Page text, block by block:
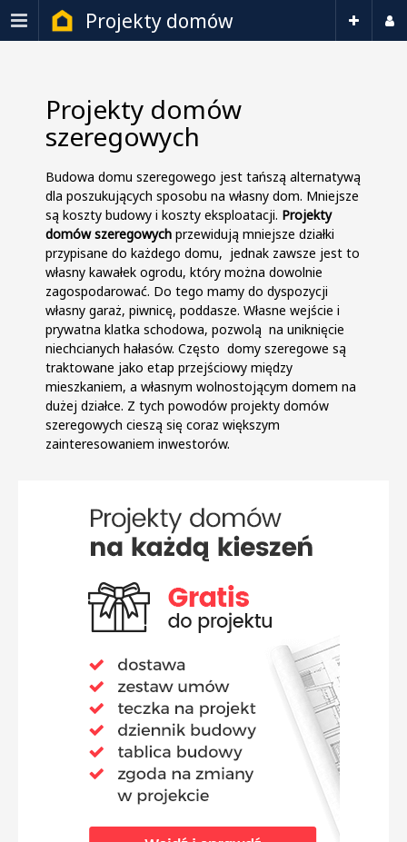
Projekty domów
Projekty domów
szeregowych
Budowa domu szeregowego jest tańszą alternatywą
dla poszukujących sposobu na własny dom. Mniejsze
są koszty budowy i koszty eksploatacji. Projekty
domów szeregowych przewidują mniejsze działki
przypisane do każdego domu, jednak zawsze jest to
własny kawałek ogrodu, który można dowolnie
zagospodarować. Do tego mamy do dyspozycji
własny garaż, piwnicę, poddasze. Własne wejście i
prywatna klatka schodowa, pozwolą na uniknięcie
niechcianych hałasów. Często domy szeregowe są
traktowane jako etap przejściowy między
mieszkaniem, a własnym wolnostojącym domem na
dużej działce. Z tych powodów projekty domów
szeregowych cieszą się coraz większym
zainteresowaniem inwestorów.